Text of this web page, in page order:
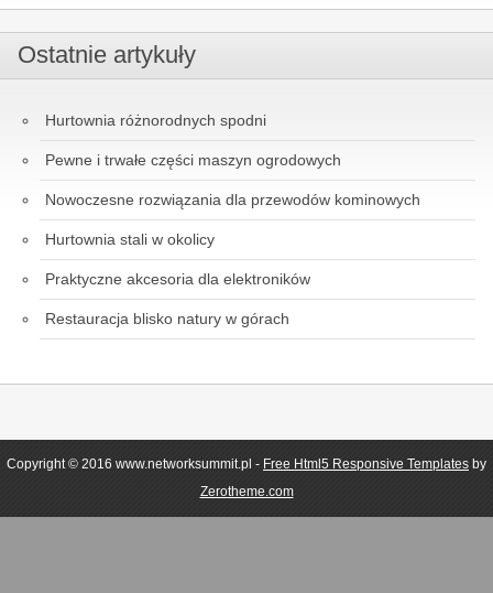
Ostatnie artykuły
Hurtownia różnorodnych spodni
Pewne i trwałe części maszyn ogrodowych
Nowoczesne rozwiązania dla przewodów kominowych
Hurtownia stali w okolicy
Praktyczne akcesoria dla elektroników
Restauracja blisko natury w górach
Copyright © 2016 www.networksummit.pl - Free Html5 Responsive Templates by
Zerotheme.com